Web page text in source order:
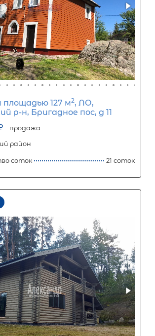
вопрос Отправить заявку
НЕДВИЖИМОСТЬ» не является кредитной
Кредит предоставляется банками-
характер и не является
платежей по кредиту и предоставления